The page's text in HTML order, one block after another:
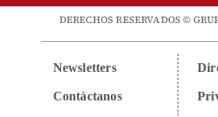
DERECHOS RESERVADOS ©
Newsletters
Contáctanos